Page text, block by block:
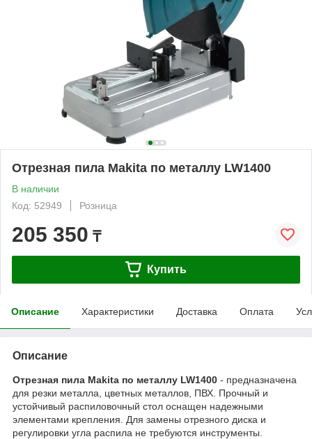
Отрезная пила Makita по металлу LW1400
В наличии
Код: 52949
Розница
205 350 ₸
Купить
Описание Характеристики Доставка Оплата
Описание
Отрезная пила Makita по металлу LW1400 - предназначена
для резки металла, цветных металлов, ПВХ. Прочный и
устойчивый распиловочный стол оснащен надежными
элементами крепления. Для замены отрезного диска и
регулировки угла распила не требуются инструменты.